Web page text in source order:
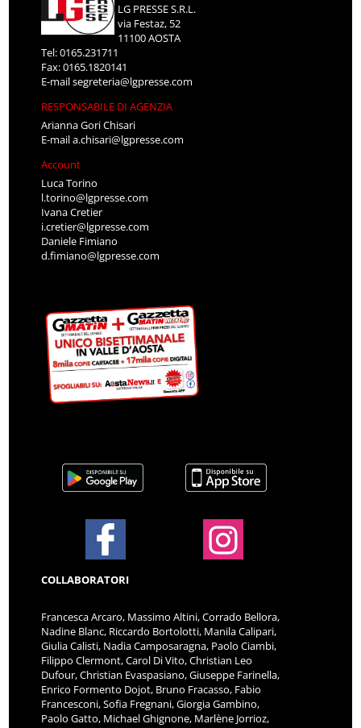
LG PRESSE S.R.L.
via Festaz, 52
11100 AOSTA
Tel: 0165.231711
Fax: 0165.1820141
E-mailsegreteria@lgpresse.com
RESPONSABILE DI AGENZIA
Arianna Gori Chisari
E-maila.chisari@lgpresse.com
Account
Luca Torino
l.torino@lgpresse.com
Ivana Cretier
i.cretier@lgpresse.com
Daniele Fimiano
d.fimiano@lgpresse.com
COLLABORATORI
Francesca Arcaro, Massimo Altini, Corrado Bellora,
Nadine Blanc, Riccardo Bortolotti, Manila Calipari,
Giulia Calisti, Nadia Camposaragna, Paolo Ciambi,
Filippo Clermont, Carol Di Vito, Christian Leo
Dufour, Christian Evaspasiano, Giuseppe Farinella,
Enrico Formento Dojot, Bruno Fracasso, Fabio
Francesconi, Sofia Fregnani, Giorgia Gambino,
Paolo Gatto, Michael Ghignone, Marlène Jorrioz,